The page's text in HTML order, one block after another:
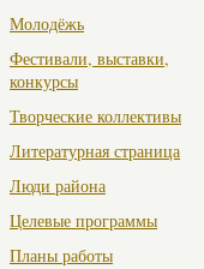
Молодёжь
Фестивали, выставки,
конкурсы
Творческие коллективы
Литературная страница
Люди района
Целевые программы
Планы работы